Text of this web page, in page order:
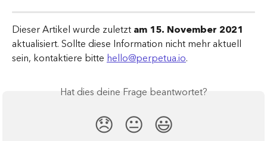
Dieser Artikel wurde zuletzt am 15. November 2021
aktualisiert. Sollte diese Information nicht mehr aktuell
sein, kontaktiere bitte hello@perpetua.io.
Hat dies deine Frage beantwortet?
😞 😐 😃